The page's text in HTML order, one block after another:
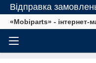
Відправка
«Mobiparts» - інтернет-